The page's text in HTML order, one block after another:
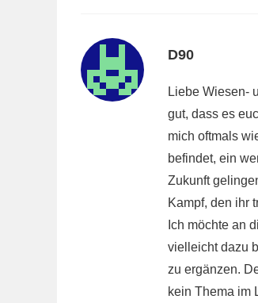
D90
Liebe Wiesen-
gut, dass es
mich oftmals
befindet, ein
Zukunft
Kampf, den ihr
Ich möchte an
vielleicht dazu
zu ergänzen.
kein Thema im